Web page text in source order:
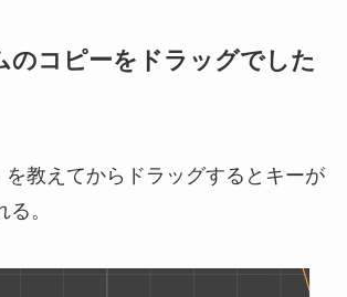
のコピーをドラッグでした
を教えてからドラッグするとキーが
。